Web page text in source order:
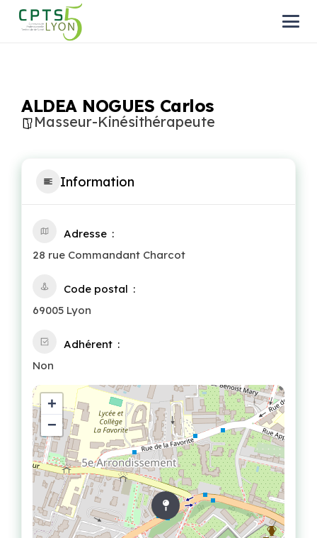
ALDEA NOGUES Carlos
Masseur-Kinésithérapeute
Information
Adresse
28 rue Commandant Charcot
Code postal
69005 Lyon
Adhérent
Non
+
−